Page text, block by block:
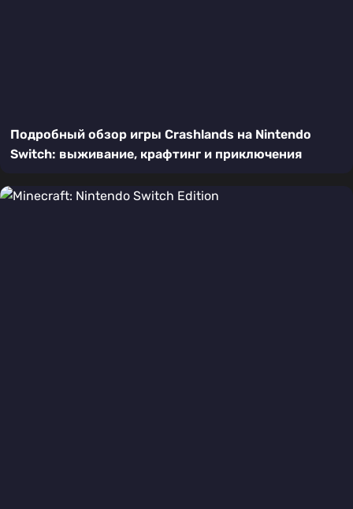
Подробный обзор игры Crashlands на Nintendo
Switch: выживание, крафтинг и приключения